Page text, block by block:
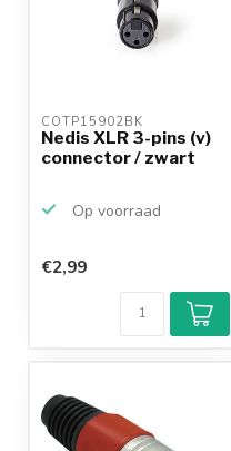
COTP15902BK
Nedis XLR 3-pins (v)
connector / zwart
Op voorraad
€2,99